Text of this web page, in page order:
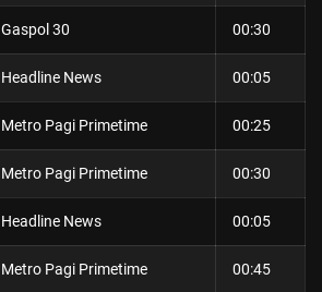
Gaspol 30 00:30
Headline News 00:05
Metro Pagi Primetime 00:25
Metro Pagi Primetime 00:30
Headline News 00:05
Metro Pagi Primetime 00:45